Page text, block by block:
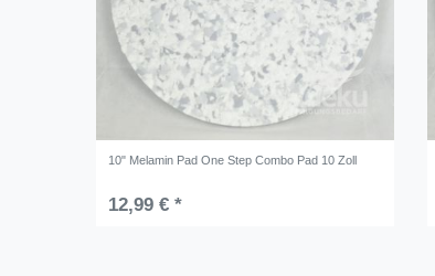
10" Melamin Pad One Step Combo Pad 10 Zoll
12,99 € *